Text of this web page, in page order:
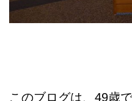
このブログは、49歳